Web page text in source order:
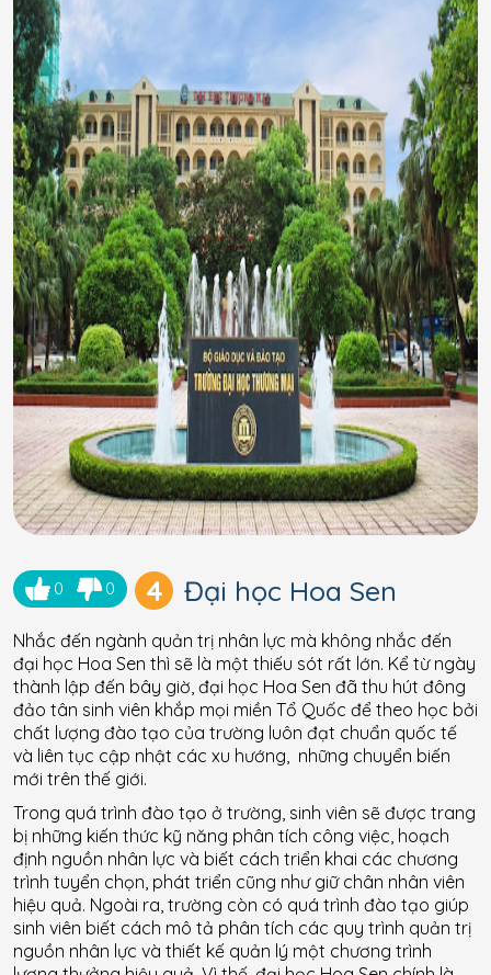
0 0 4 Đại học Hoa Sen
Nhắc đến ngành quản trị nhân lực mà không nhắc đến
đại học Hoa Sen thì sẽ là một thiếu sót rất lớn. Kể từ ngày
thành lập đến bây giờ, đại học Hoa Sen đã thu hút đông
đảo tân sinh viên khắp mọi miền Tổ Quốc để theo học bởi
chất lượng đào tạo của trường luôn đạt chuẩn quốc tế
và liên tục cập nhật các xu hướng, những chuyển biến
mới trên thế giới.
Trong quá trình đào tạo ở trường, sinh viên sẽ được trang
bị những kiến thức kỹ năng phân tích công việc, hoạch
định nguồn nhân lực và biết cách triển khai các chương
trình tuyển chọn, phát triển cũng như giữ chân nhân viên
hiệu quả. Ngoài ra, trường còn có quá trình đào tạo giúp
sinh viên biết cách mô tả phân tích các quy trình quản trị
nguồn nhân lực và thiết kế quản lý một chương trình